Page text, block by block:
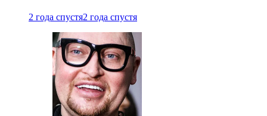
2 года спустя2 года спустя